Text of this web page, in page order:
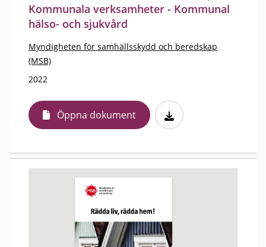
Kommunala verksamheter - Kommunal
hälso- och sjukvård
Myndigheten för samhällsskydd och beredskap
(MSB)
2022
Öppna dokument